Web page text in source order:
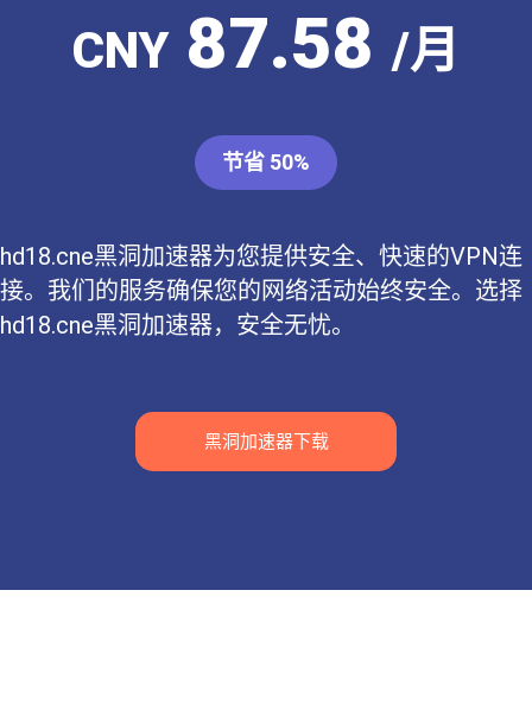
CNY87.58 /月
节省 50%
hd18.cne黑洞加速器为您提供安全、快速的VPN连
接。我们的服务确保您的网络活动始终安全。选择
hd18.cne黑洞加速器，安全无忧。
黑洞加速器下载